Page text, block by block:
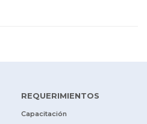
REQUERIMIENTOS
Capacitación